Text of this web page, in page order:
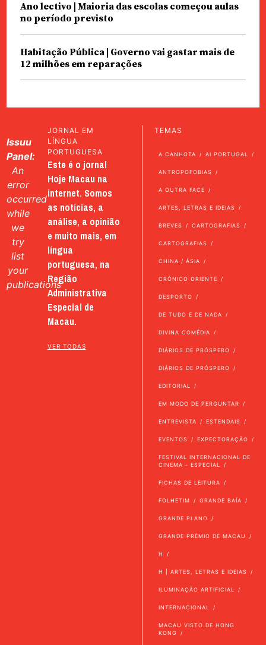
Ano lectivo | Maioria das escolas começou aulas
no período previsto
Habitação Pública | Governo vai gastar mais de
12 milhões em reparações
Issuu
Panel:
An
error
occurred
while
we
try
list
your
publications
JORNAL EM
LÍNGUA
PORTUGUESA
Este é o jornal
Hoje Macau na
internet. Somos
as notícias, a
análise, a opinião
e muito mais, em
língua
portuguesa, na
Região
Administrativa
Especial de
Macau.
VER TODAS
TEMAS
A CANHOTA AI PORTUGAL
ANTROPOFOBIAS
A OUTRA FACE
ARTES, LETRAS E IDEIAS
BREVES CARTOGRAFIAS
CARTOGRAFIAS
CHINA / ÁSIA
CRÓNICO ORIENTE
DESPORTO
DE TUDO E DE NADA
DIVINA COMÉDIA
DIÁRIOS DE PRÓSPERO
DIÁRIOS DE PRÓSPERO
EDITORIAL
EM MODO DE PERGUNTAR
ENTREVISTA ESTENDAIS
EVENTOS EXPECTORAÇÃO
FESTIVAL INTERNACIONAL DE
CINEMA - ESPECIAL
FICHAS DE LEITURA
FOLHETIM GRANDE BAÍA
GRANDE PLANO
GRANDE PRÉMIO DE MACAU
H
H | ARTES, LETRAS E IDEIAS
ILUMINAÇÃO ARTIFICIAL
INTERNACIONAL
MACAU VISTO DE HONG
KONG